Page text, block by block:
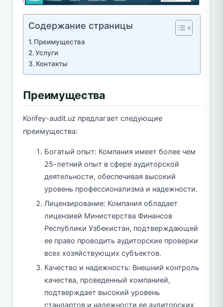
Содержание страницы
Преимущества
Услуги
Контакты
Преимущества
Korifey-audit.uz предлагает следующие
преимущества:
Богатый опыт: Компания имеет более чем
25-летний опыт в сфере аудиторской
деятельности, обеспечивая высокий
уровень профессионализма и надежности.
Лицензирование: Компания обладает
лицензией Министерства Финансов
Республики Узбекистан, подтверждающей
ее право проводить аудиторские проверки
всех хозяйствующих субъектов.
Качество и надежность: Внешний контроль
качества, проведенный компанией,
подтверждает высокий уровень